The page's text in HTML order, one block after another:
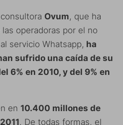
Ovum, que ha
operadoras por el no
servicio Whatsapp, ha
sufrido una caída de su
6% en 2010, y del 9% en
en 10.400 millones de
. De todas formas, el